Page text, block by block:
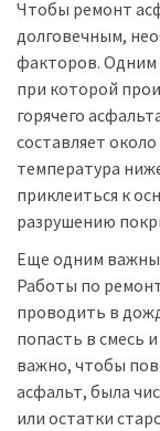
Чтобы ремонт
долговечным,
факторов. Одним
при которой
горячего
составляет
температура
приклеиться к
разрушению
Еще одним
Работы по
проводить в
попасть в смесь
важно, чтобы
асфальт, была
или остатки